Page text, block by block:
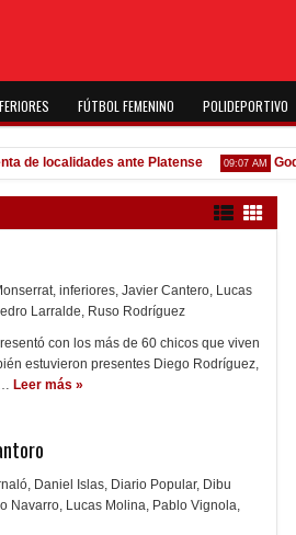
FÚTBOL FEMENINO POLIDEPORTIVO
localidades ante Platense 09:07 AM Godoy
, inferiores, Javier Cantero, Lucas
Larralde, Ruso Rodríguez
con los más de 60 chicos que viven
estuvieron presentes Diego Rodríguez,
Leer más »
, Daniel Islas, Diario Popular, Dibu
Navarro, Lucas Molina, Pablo Vignola,